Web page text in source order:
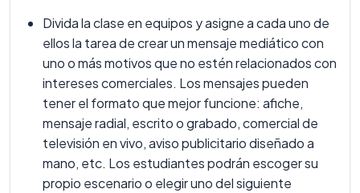
Divida la clase en equipos y asigne a cada uno de
ellos la tarea de crear un mensaje mediático con
uno o más motivos que no estén relacionados con
intereses comerciales. Los mensajes pueden
tener el formato que mejor funcione: afiche,
mensaje radial, escrito o grabado, comercial de
televisión en vivo, aviso publicitario diseñado a
mano, etc. Los estudiantes podrán escoger su
propio escenario o elegir uno del siguiente